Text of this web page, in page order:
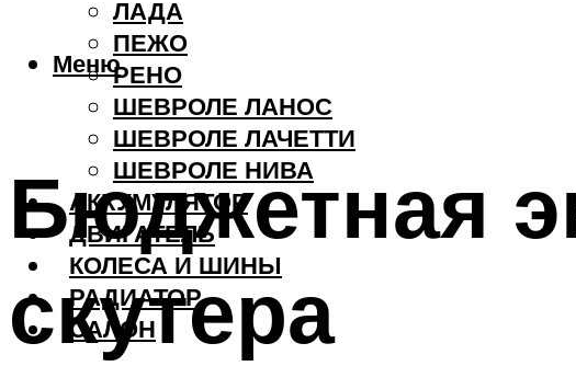
ЛАДА
ПЕЖО
РЕНО
ШЕВРОЛЕ ЛАНОС
ШЕВРОЛЕ ЛАЧЕТТИ
ШЕВРОЛЕ НИВА
АККУМУЛЯТОР
ДВИГАТЕЛЬ
КОЛЕСА И ШИНЫ
РАДИАТОР
САЛОН
Меню
Бюджетная
скутера